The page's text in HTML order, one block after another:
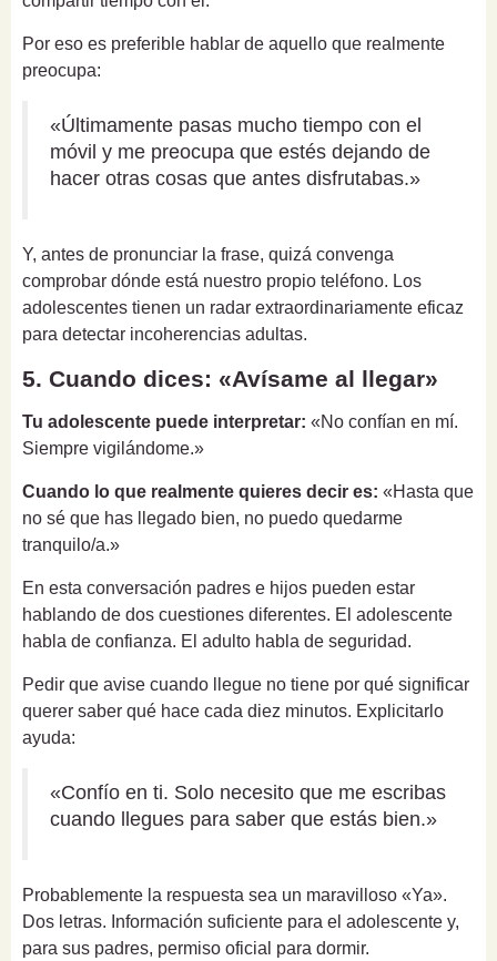
Por eso es preferible hablar de aquello que realmente
preocupa:
«Últimamente pasas mucho tiempo con el
móvil y me preocupa que estés dejando de
hacer otras cosas que antes disfrutabas.»
Y, antes de pronunciar la frase, quizá convenga
comprobar dónde está nuestro propio teléfono. Los
adolescentes tienen un radar extraordinariamente eficaz
para detectar incoherencias adultas.
5. Cuando dices: «Avísame al llegar»
Tu adolescente puede interpretar: «No confían en mí.
Siempre vigilándome.»
Cuando lo que realmente quieres decir es: «Hasta que
no sé que has llegado bien, no puedo quedarme
tranquilo/a.»
En esta conversación padres e hijos pueden estar
hablando de dos cuestiones diferentes. El adolescente
habla de confianza. El adulto habla de seguridad.
Pedir que avise cuando llegue no tiene por qué significar
querer saber qué hace cada diez minutos. Explicitarlo
ayuda:
«Confío en ti. Solo necesito que me escribas
cuando llegues para saber que estás bien.»
Probablemente la respuesta sea un maravilloso «Ya».
Dos letras. Información suficiente para el adolescente y,
para sus padres, permiso oficial para dormir.